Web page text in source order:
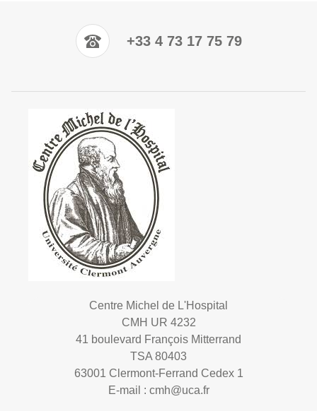
+33 4 73 17 75 79
Centre Michel de L'Hospital
CMH UR 4232
41 boulevard François Mitterrand
TSA 80403
63001 Clermont-Ferrand Cedex 1
E-mail : cmh@uca.fr